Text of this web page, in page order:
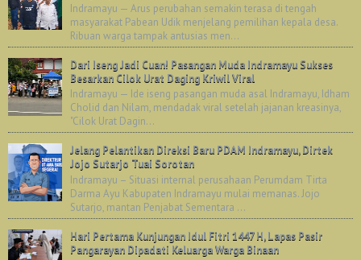
Indramayu — Arus perubahan semakin terasa di tengah
masyarakat Pabean Udik menjelang pemilihan kepala desa.
Ribuan warga tampak antusias men...
Dari Iseng Jadi Cuan! Pasangan Muda Indramayu Sukses
Besarkan Cilok Urat Daging Kriwil Viral
Indramayu — Ide iseng pasangan muda asal Indramayu, Idham
Cholid dan Nilam, mendadak viral setelah jajanan kreasinya,
"Cilok Urat Dagin...
Jelang Pelantikan Direksi Baru PDAM Indramayu, Dirtek
Jojo Sutarjo Tuai Sorotan
Indramayu – Situasi internal perusahaan Perumdam Tirta
Darma Ayu Kabupaten Indramayu mulai memanas. Jojo
Sutarjo, mantan Penjabat Sementara ...
Hari Pertama Kunjungan Idul Fitri 1447 H, Lapas Pasir
Pangarayan Dipadati Keluarga Warga Binaan